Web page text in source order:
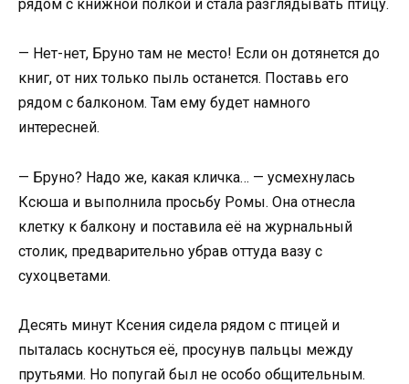
рядом с книжной полкой и стала разглядывать птицу.
— Нет-нет, Бруно там не место! Если он дотянется до
книг, от них только пыль останется. Поставь его
рядом с балконом. Там ему будет намного
интересней.
— Бруно? Надо же, какая кличка… — усмехнулась
Ксюша и выполнила просьбу Ромы. Она отнесла
клетку к балкону и поставила её на журнальный
столик, предварительно убрав оттуда вазу с
сухоцветами.
Десять минут Ксения сидела рядом с птицей и
пыталась коснуться её, просунув пальцы между
прутьями. Но попугай был не особо общительным.